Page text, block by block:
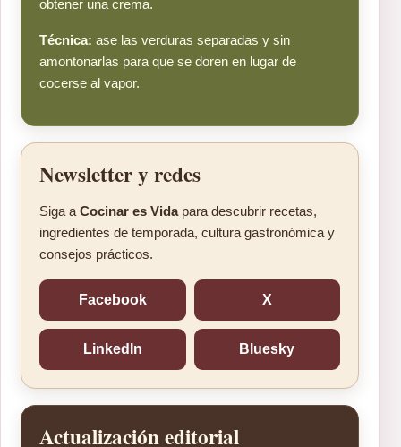
obtener una crema.
Técnica: ase las verduras separadas y sin
amontonarlas para que se doren en lugar de
cocerse al vapor.
Newsletter y redes
Siga a Cocinar es Vidapara descubrir recetas,
ingredientes de temporada, cultura gastronómica y
consejos prácticos.
Facebook X
LinkedIn Bluesky
Actualización editorial